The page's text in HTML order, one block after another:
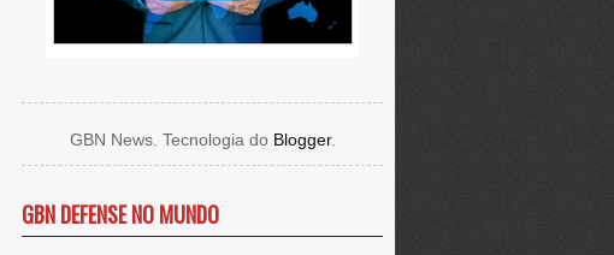
GBN News. Tecnologia do Blogger.
GBN DEFENSE NO MUNDO